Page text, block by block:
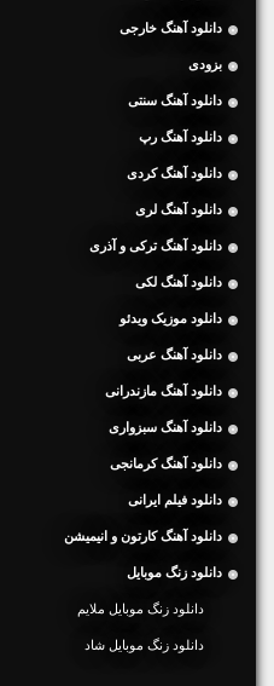
دانلود آهنگ خارجی
بزودی
دانلود آهنگ سنتی
دانلود آهنگ رپ
دانلود آهنگ کردی
دانلود آهنگ لری
دانلود آهنگ ترکی و آذری
دانلود آهنگ لکی
دانلود موزیک ویدئو
دانلود آهنگ عربی
دانلود آهنگ مازندرانی
دانلود آهنگ سبزواری
دانلود آهنگ کرمانجی
دانلود فیلم ایرانی
دانلود آهنگ کارتون و انیمیشن
دانلود زنگ موبایل
دانلود زنگ موبایل ملایم
دانلود زنگ موبایل شاد